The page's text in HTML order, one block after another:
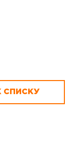
СПИСКУ